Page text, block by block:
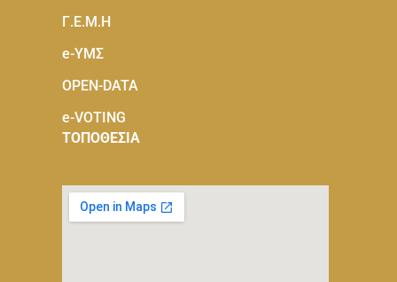
Γ.Ε.Μ.Η
e-ΥΜΣ
OPEN-DATA
e-VOTING
ΤΟΠΟΘΕΣΙΑ